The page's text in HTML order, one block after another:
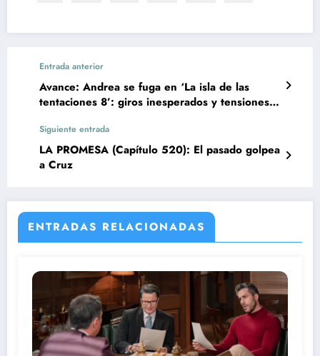
Entrada anterior
Avance: Andrea se fuga en ‘La isla de las
tentaciones 8’: giros inesperados y tensiones
Siguiente entrada
LA PROMESA (Capítulo 520): El pasado golpea
a Cruz
ENTRADAS RELACIONADAS